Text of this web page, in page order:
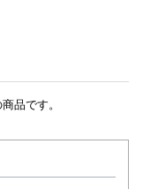
品です。